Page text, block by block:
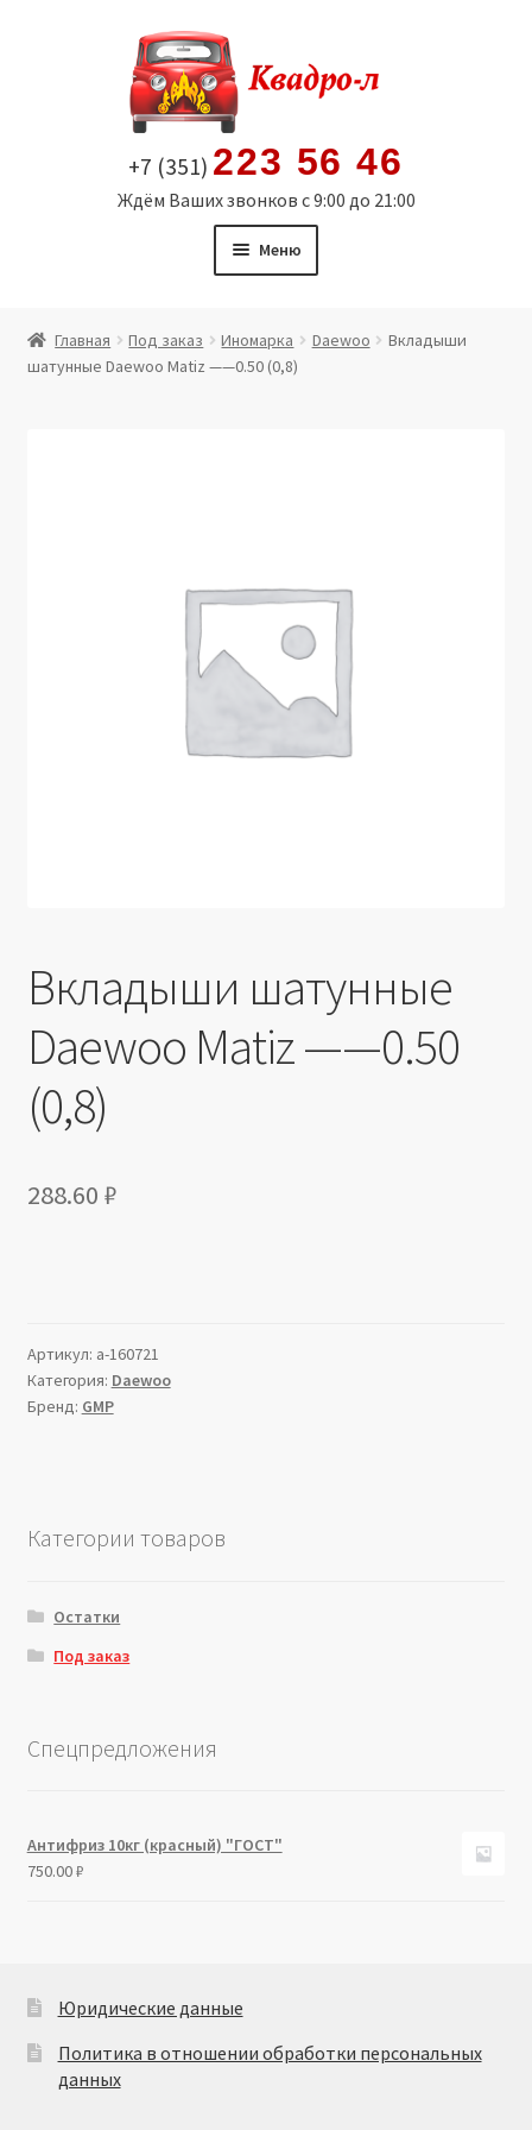
содержимому
+7 (351) 223 56 46
Ждём Ваших звонков с 9:00 до 21:00
Меню
Витрина
Юридические данные
Главная Под заказ Иномарка Daewoo
Вкладыши
шатунные Daewoo Matiz ——0.50 (0,8)
Вкладыши шатунные
Daewoo Matiz ——0.50
(0,8)
288.60 ₽
Артикул: a-160721
Категория: Daewoo
Бренд: GMP
Категории товаров
Остатки
Под заказ
Спецпредложения
Антифриз 10кг (красный) "ГОСТ"
750.00₽
Юридические данные
Политика в отношении обработки персональных
данных